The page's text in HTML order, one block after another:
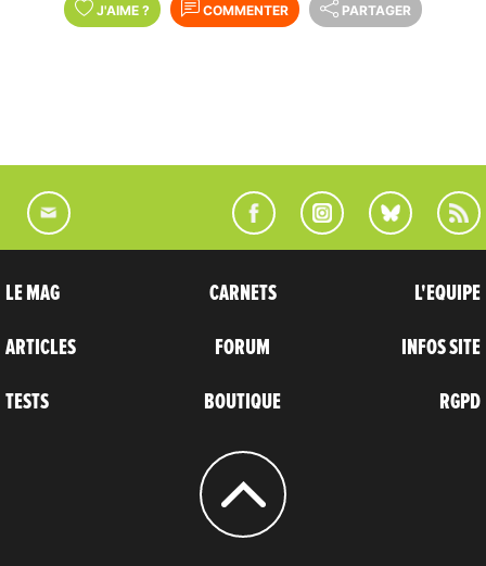
J'AIME ? COMMENTER PARTAGER
LE MAG
ARTICLES
TESTS
CARNETS
FORUM
BOUTIQUE
L'EQUIPE
INFOS SITE
RGPD